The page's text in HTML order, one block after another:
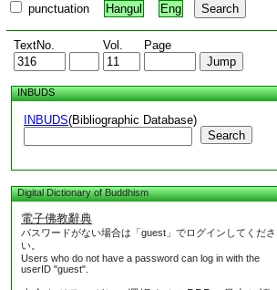
punctuation Hangul Eng
TextNo. Vol. Page
INBUDS
INBUDS(Bibliographic Database)
Search
Digital Dictionary of Buddhism
電子佛教辭典
パスワードがない場合は「guest」でログインしてくださ
い。
Users who do not have a password can log in with the
userID "guest".